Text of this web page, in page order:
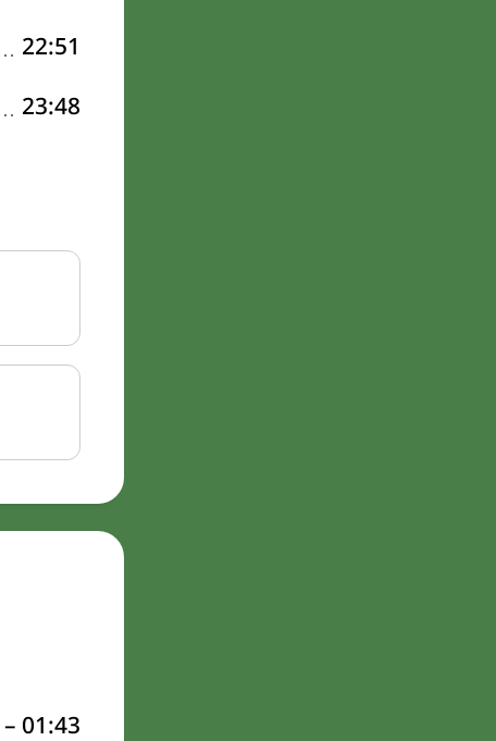
22:51
23:48
– 01:43